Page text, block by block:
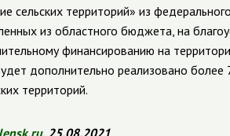
сельских территорий» из
из областного бюджета, на
финансированию на
дополнительно реализовано
территорий.
, 25.08.2021